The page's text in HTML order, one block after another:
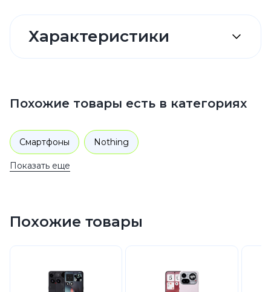
Характеристики
Похожие товары есть в категориях
Смартфоны Nothing
Показать еще
Похожие товары